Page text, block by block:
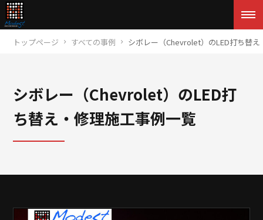
トップページ すべての事例 シボレー（Chevrolet）のLED打ち替
シボレー（Chevrolet）のLED打
ち替え・修理施工事例一覧